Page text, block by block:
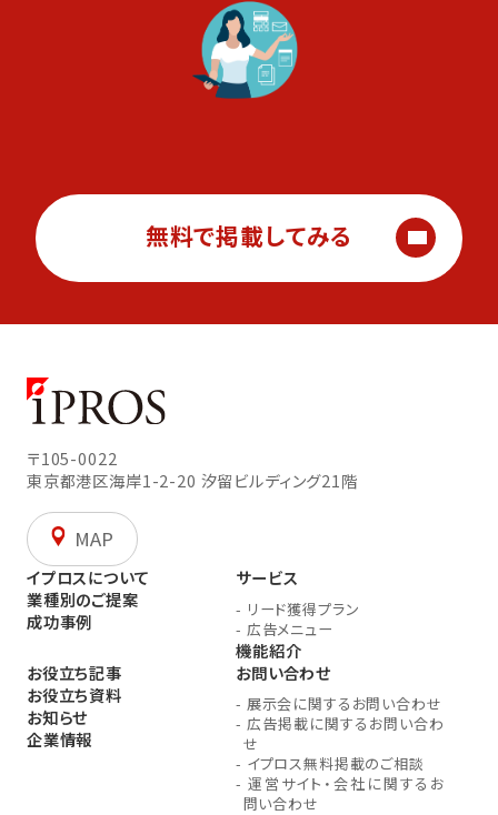
無料で掲載してみる
〒105-0022
東京都港区海岸1-2-20 汐留ビルディング21階
MAP
イプロスについて
業種別のご提案
成功事例
サービス
- リード獲得プラン
- 広告メニュー
機能紹介
お役立ち記事
お役立ち資料
お知らせ
企業情報
お問い合わせ
- 展示会に関するお問い合わせ
- 広告掲載に関するお問い合わ
せ
- イプロス無料掲載のご相談
- 運営サイト・会社に関するお
問い合わせ